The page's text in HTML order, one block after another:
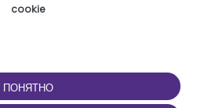
cookie
ПОНЯТНО
ПРИЛОЖЕНИЕ